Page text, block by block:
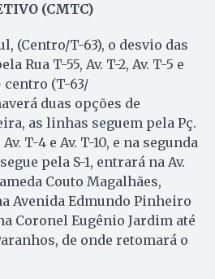
(CMTC)
(Centro/T-63), o desvio das
Rua T-55, Av. T-2, Av. T-5 e
centro (T-63/
duas opções de
as linhas seguem pela Pç.
T-4 e Av. T-10, e na segunda
pela S-1, entrará na Av.
Couto Magalhães,
Avenida Edmundo Pinheiro
Coronel Eugênio Jardim até
de onde retomará o